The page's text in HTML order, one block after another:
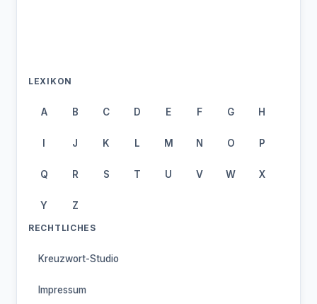
LEXIKON
A B C D E F G H
I J K L M N O P
Q R S T U V W X
Y Z
RECHTLICHES
Kreuzwort-Studio
Impressum